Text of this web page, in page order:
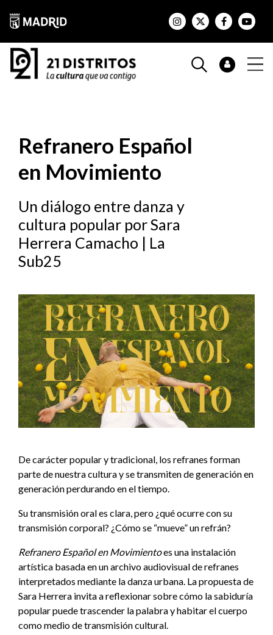
Refranero Español
en Movimiento
Un diálogo entre danza y
cultura popular por Sara
Herrera Camacho | La
Sub25
De carácter popular y tradicional, los refranes forman
parte de nuestra cultura y se transmiten de generación en
generación perdurando en el tiempo.
Su transmisión oral es clara, pero ¿qué ocurre con su
transmisión corporal? ¿Cómo se “mueve” un refrán?
Refranero Español en Movimientoes una instalación
artística basada en un archivo audiovisual de refranes
interpretados mediante la danza urbana. La propuesta de
Sara Herrera invita a reflexionar sobre cómo la sabiduría
popular puede trascender la palabra y habitar el cuerpo
como medio de transmisión cultural.